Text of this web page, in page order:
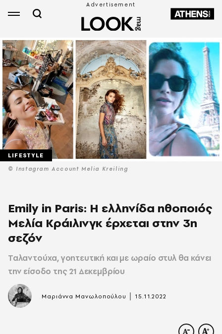
© Instagram Account Melia Kreiling
LIFESTYLE
Emily in Paris: Η ελληνίδα ηθοποιός
Μελία Κράιλινγκ έρχεται στην 3η
σεζόν
Ταλαντούχα, γοητευτική και με ωραίο στυλ θα κάνει
την είσοδο της 21 Δεκεμβρίου
Μαριάννα Μανωλοπούλου 15.11.2022